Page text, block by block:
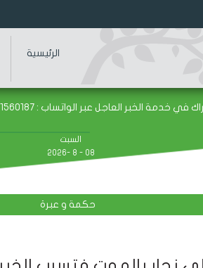
الرئيسية
الخبر العاجل عبر الواتساب : 71560187
السبت
08 - 8 -2026
حكمة و عبرة